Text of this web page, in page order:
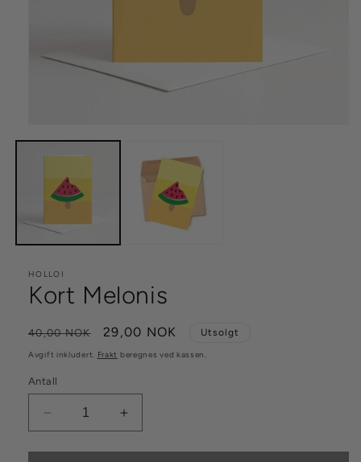
medie
HOLLOI
Kort Melonis
Vanlig
pris
40,00 NOK Salgspris
29,00 NOK Utsolgt
Avgift inkludert. Frakt beregnes ved kassen.
Antall
antallet
for
Øk
antallet
for